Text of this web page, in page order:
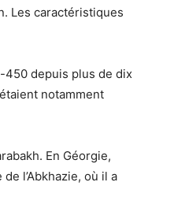
Les caractéristiques
450 depuis plus de dix
notamment
En Géorgie,
l’Abkhazie, où il a